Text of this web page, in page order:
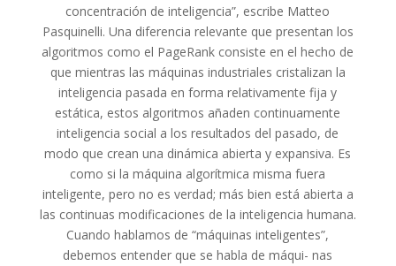
concentración de inteligencia”, escribe Matteo
Pasquinelli. Una diferencia relevante que presentan los
algoritmos como el PageRank consiste en el hecho de
que mientras las máquinas industriales cristalizan la
inteligencia pasada en forma relativamente fija y
estática, estos algoritmos añaden continuamente
inteligencia social a los resultados del pasado, de
modo que crean una dinámica abierta y expansiva. Es
como si la máquina algorítmica misma fuera
inteligente, pero no es verdad; más bien está abierta a
las continuas modificaciones de la inteligencia humana.
Cuando hablamos de “máquinas inteligentes”,
debemos entender que se habla de máqui- nas